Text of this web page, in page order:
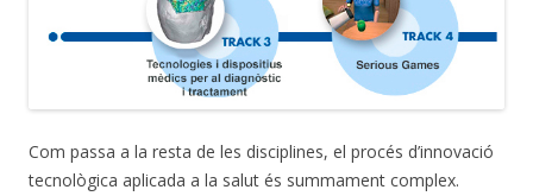
Com passa a la resta de les disciplines, el procés d’innovació
tecnològica aplicada a la salut és summament complex.